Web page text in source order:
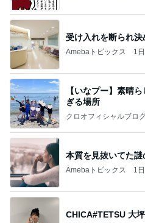
受け入れを断られ
Amebaトピックス 1
【いなプー】素晴
ぎる場所
クロオフィシャルブロ
本質を見抜いてた謎
Amebaトピックス 1